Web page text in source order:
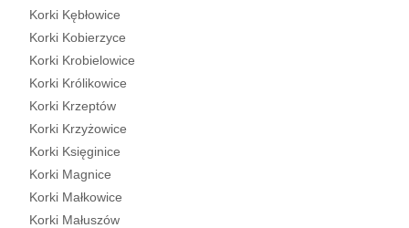
Korki Kębłowice
Korki Kobierzyce
Korki Krobielowice
Korki Królikowice
Korki Krzeptów
Korki Krzyżowice
Korki Księginice
Korki Magnice
Korki Małkowice
Korki Małuszów